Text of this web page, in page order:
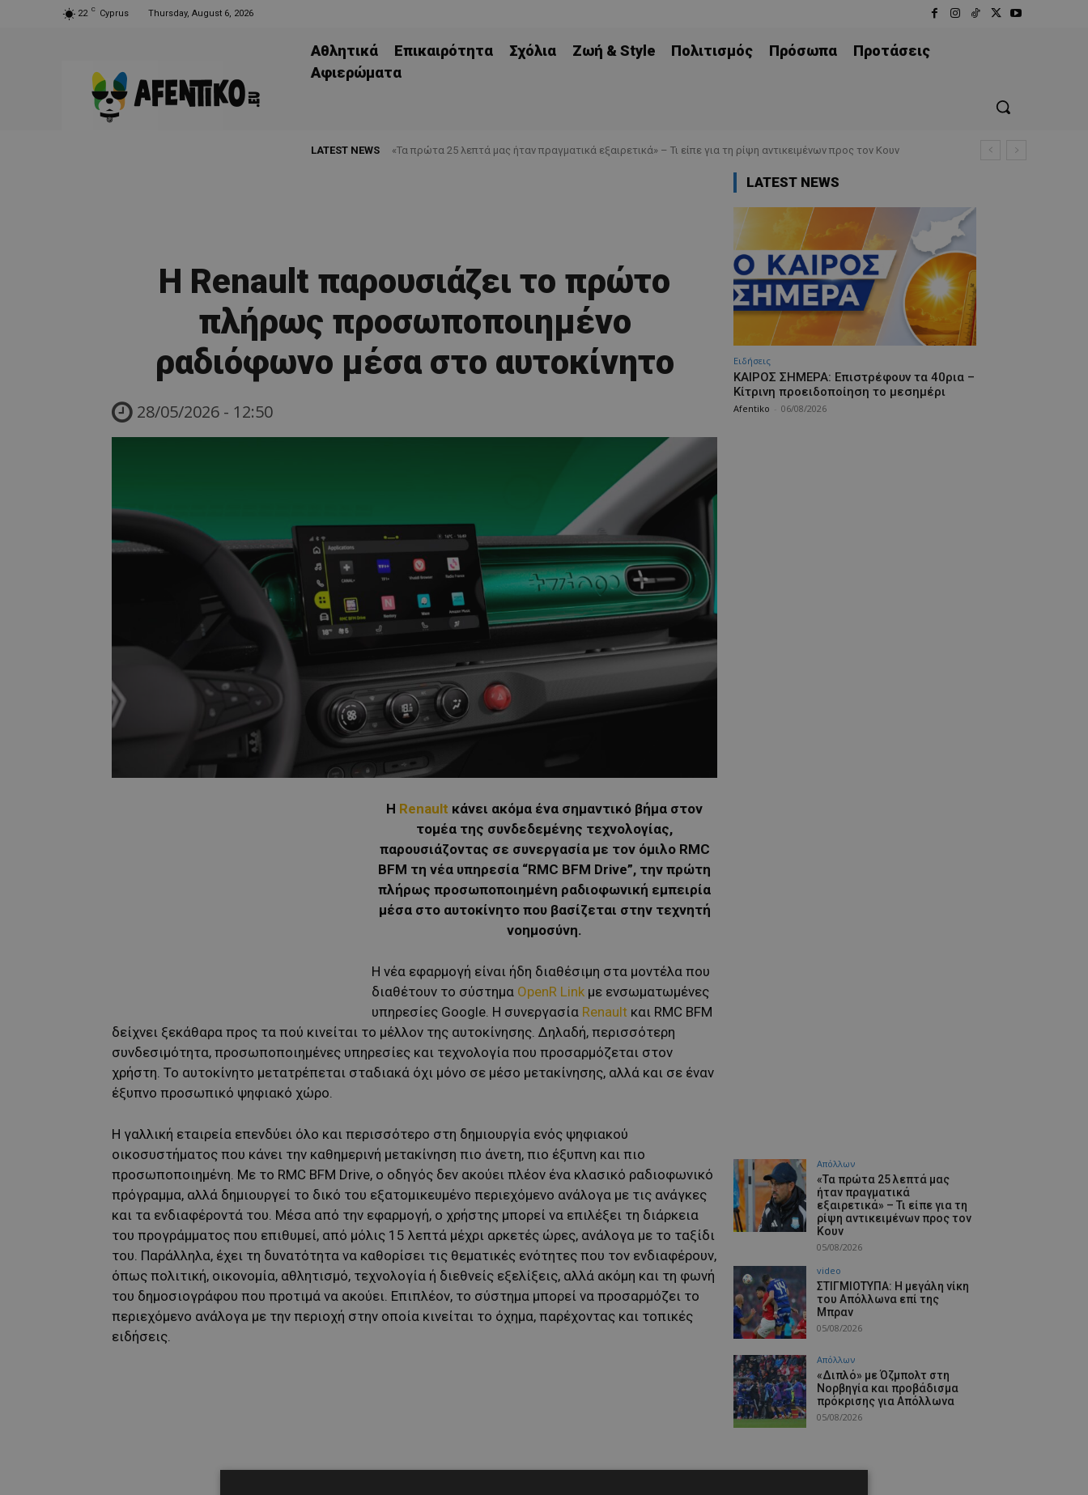
22 C Cyprus Thursday, August 6, 2026
Αθλητικά Επικαιρότητα Σχόλια Ζωή & Style Πολιτισμός Πρόσωπα
Προτάσεις
Aφιερώματα
LATEST NEWS «Τα πρώτα 25 λεπτά μας ήταν πραγματικά εξαιρετικά» – Τι είπε για τη ρίψη αντικειμένων προς τον Κουν
Η Renault παρουσιάζει το πρώτο
πλήρως προσωποποιημένο
ραδιόφωνο μέσα στο αυτοκίνητο
28/05/2026 - 12:50
Η Renault κάνει ακόμα ένα σημαντικό βήμα στον
τομέα της συνδεδεμένης τεχνολογίας,
παρουσιάζοντας σε συνεργασία με τον όμιλο RMC
BFM τη νέα υπηρεσία “RMC BFM Drive”, την πρώτη
πλήρως προσωποποιημένη ραδιοφωνική εμπειρία
μέσα στο αυτοκίνητο που βασίζεται στην τεχνητή
νοημοσύνη.
Η νέα εφαρμογή είναι ήδη διαθέσιμη στα μοντέλα που
διαθέτουν το σύστημα OpenR Link με ενσωματωμένες
υπηρεσίες Google. Η συνεργασία Renault και RMC BFM
δείχνει ξεκάθαρα προς τα πού κινείται το μέλλον της αυτοκίνησης. Δηλαδή, περισσότερη
συνδεσιμότητα, προσωποποιημένες υπηρεσίες και τεχνολογία που προσαρμόζεται στον
χρήστη. Το αυτοκίνητο μετατρέπεται σταδιακά όχι μόνο σε μέσο μετακίνησης, αλλά και σε έναν
έξυπνο προσωπικό ψηφιακό χώρο.
Η γαλλική εταιρεία επενδύει όλο και περισσότερο στη δημιουργία ενός ψηφιακού
οικοσυστήματος που κάνει την καθημερινή μετακίνηση πιο άνετη, πιο έξυπνη και πιο
προσωποποιημένη. Με το RMC BFM Drive, ο οδηγός δεν ακούει πλέον ένα κλασικό ραδιοφωνικό
πρόγραμμα, αλλά δημιουργεί το δικό του εξατομικευμένο περιεχόμενο ανάλογα με τις ανάγκες
και τα ενδιαφέροντά του. Μέσα από την εφαρμογή, ο χρήστης μπορεί να επιλέξει τη διάρκεια
του προγράμματος που επιθυμεί, από μόλις 15 λεπτά μέχρι αρκετές ώρες, ανάλογα με το ταξίδι
του. Παράλληλα, έχει τη δυνατότητα να καθορίσει τις θεματικές ενότητες που τον ενδιαφέρουν,
όπως πολιτική, οικονομία, αθλητισμό, τεχνολογία ή διεθνείς εξελίξεις, αλλά ακόμη και τη φωνή
του δημοσιογράφου που προτιμά να ακούει. Επιπλέον, το σύστημα μπορεί να προσαρμόζει το
περιεχόμενο ανάλογα με την περιοχή στην οποία κινείται το όχημα, παρέχοντας και τοπικές
ειδήσεις.
LATEST NEWS
Ειδήσεις
ΚΑΙΡΟΣ ΣΗΜΕΡΑ: Επιστρέφουν τα 40ρια –
Κίτρινη προειδοποίηση το μεσημέρι
Afentiko 06/08/2026
Απόλλων
«Τα πρώτα 25 λεπτά μας
ήταν πραγματικά
εξαιρετικά» – Τι είπε για τη
ρίψη αντικειμένων προς τον
Κουν
05/08/2026
video
ΣΤΙΓΜΙΟΤΥΠΑ: Η μεγάλη νίκη
του Απόλλωνα επί της
Μπραν
05/08/2026
Απόλλων
«Διπλό» με Όζμπολτ στη
Νορβηγία και προβάδισμα
πρόκρισης για Απόλλωνα
05/08/2026